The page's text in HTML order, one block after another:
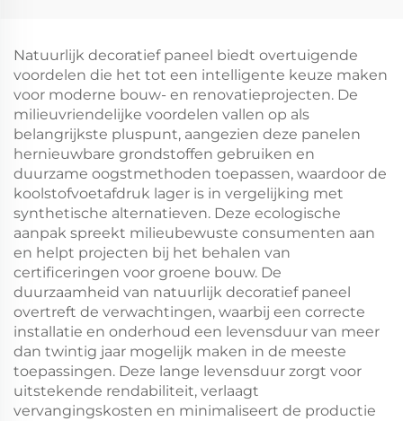
Natuurlijk decoratief paneel biedt overtuigende
voordelen die het tot een intelligente keuze maken
voor moderne bouw- en renovatieprojecten. De
milieuvriendelijke voordelen vallen op als
belangrijkste pluspunt, aangezien deze panelen
hernieuwbare grondstoffen gebruiken en
duurzame oogstmethoden toepassen, waardoor de
koolstofvoetafdruk lager is in vergelijking met
synthetische alternatieven. Deze ecologische
aanpak spreekt milieubewuste consumenten aan
en helpt projecten bij het behalen van
certificeringen voor groene bouw. De
duurzaamheid van natuurlijk decoratief paneel
overtreft de verwachtingen, waarbij een correcte
installatie en onderhoud een levensduur van meer
dan twintig jaar mogelijk maken in de meeste
toepassingen. Deze lange levensduur zorgt voor
uitstekende rendabiliteit, verlaagt
vervangingskosten en minimaliseert de productie